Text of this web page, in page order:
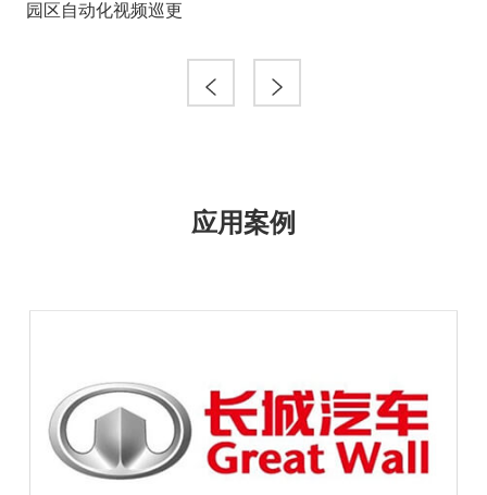
园区自动化视频巡更